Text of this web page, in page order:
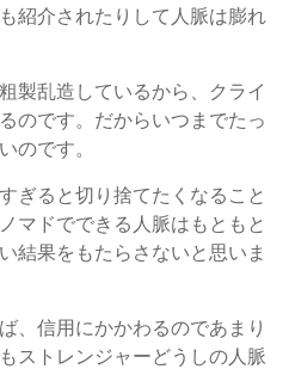
紹介されたりして人脈は膨れ
製乱造しているから、クライ
のです。だからいつまでたっ
のです。
ぎると切り捨てたくなること
マドでできる人脈はもともと
結果をもたらさないと思いま
、信用にかかわるのであまり
ストレンジャーどうしの人脈